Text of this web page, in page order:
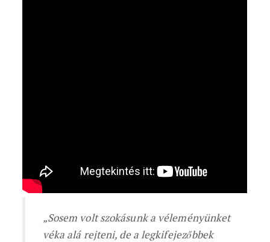
„Sosem volt szokásunk a véleményünket
véka alá rejteni, de a legkifejezőbbek